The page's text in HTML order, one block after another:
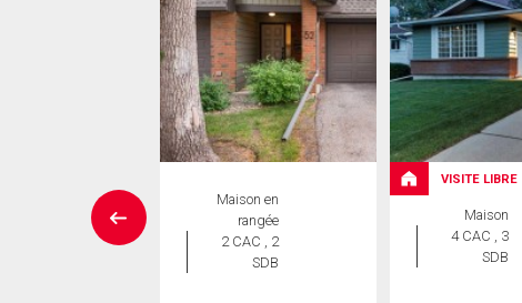
Maison en
rangée
2 CAC , 2
SDB
VISITE LIBRE
Maison
4 CAC , 3
SDB